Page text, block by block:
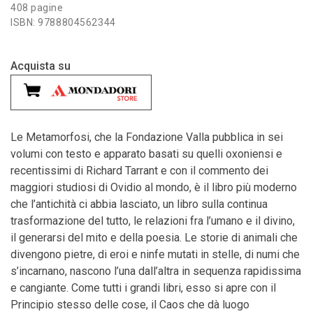
408 pagine
ISBN: 9788804562344
Acquista su
Le Metamorfosi, che la Fondazione Valla pubblica in sei
volumi con testo e apparato basati su quelli oxoniensi e
recentissimi di Richard Tarrant e con il commento dei
maggiori studiosi di Ovidio al mondo, è il libro più moderno
che l’antichità ci abbia lasciato, un libro sulla continua
trasformazione del tutto, le relazioni fra l’umano e il divino,
il generarsi del mito e della poesia. Le storie di animali che
divengono pietre, di eroi e ninfe mutati in stelle, di numi che
s’incarnano, nascono l’una dall’altra in sequenza rapidissima
e cangiante. Come tutti i grandi libri, esso si apre con il
Principio stesso delle cose, il Caos che dà luogo